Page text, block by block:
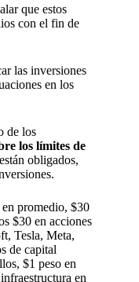
que estos
con el fin de
las inversiones
en los
de los
los límites de
obligados,
promedio, $30
$30 en acciones
Tesla, Meta,
de capital
$1 peso en
en